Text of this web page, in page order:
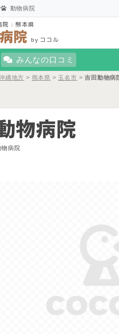
動物病院
院 : 熊本県
院 by ココル
みんなの口コミ
縄地方 > 熊本県 > 玉名市 >吉田動物病
物病院
物病院